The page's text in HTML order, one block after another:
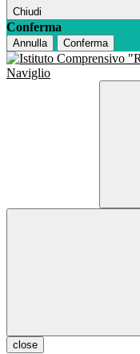
Chiudi
Conferma
Annulla Conferma
close